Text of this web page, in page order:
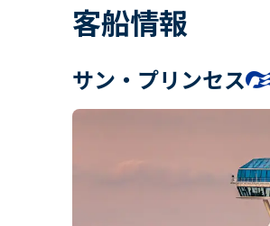
客船情報
サン・プリンセス